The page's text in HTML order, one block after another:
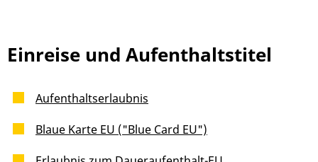
Einreise und Aufenthaltstitel
Aufenthaltserlaubnis
Blaue Karte EU ("Blue Card EU")